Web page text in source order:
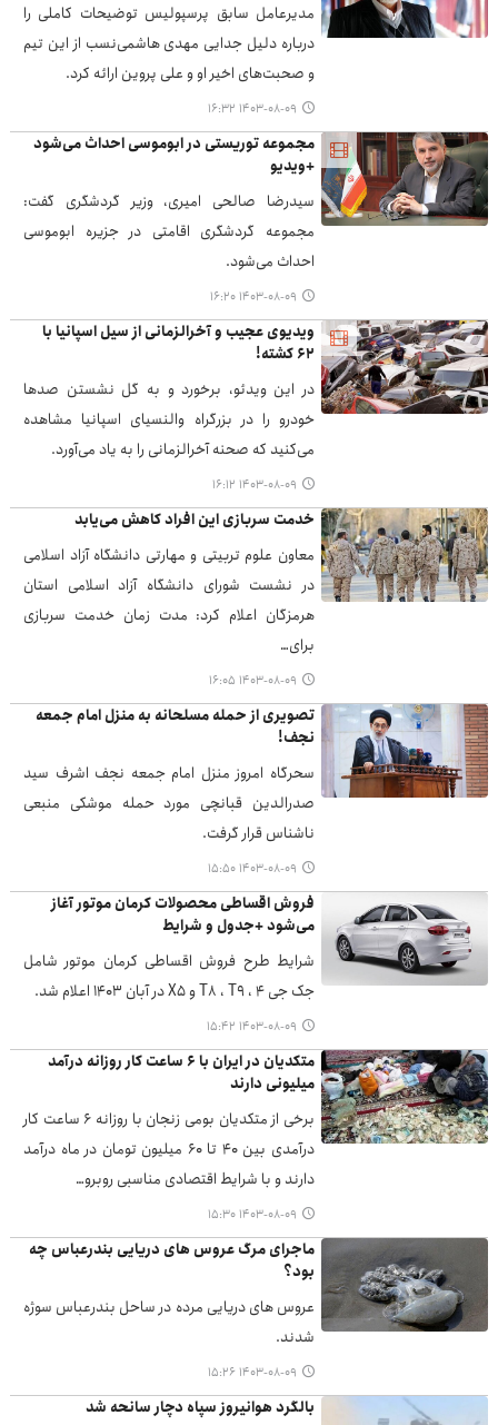
مدیرعامل سابق پرسپولیس توضیحات کاملی را
درباره دلیل جدایی مهدی هاشمی‌نسب از این تیم
و صحبت‌های اخیر او و علی پروین ارائه کرد.
۱۴۰۳-۰۸-۰۹ ۱۶:۳۲
مجموعه توریستی در ابوموسی احداث می‌شود
+ویدیو
سیدرضا صالحی امیری، وزیر گردشگری گفت:
مجموعه گردشگری اقامتی در جزیره ابوموسی
احداث می‌شود.
۱۴۰۳-۰۸-۰۹ ۱۶:۲۰
ویدیوی عجیب و آخرالزمانی از سیل اسپانیا با
۶۲ کشته!
در این ویدئو، برخورد و به گل نشستن صدها
خودرو را در بزرگراه والنسیای اسپانیا مشاهده
می‌کنید که صحنه آخرالزمانی را به یاد می‌آورد.
۱۴۰۳-۰۸-۰۹ ۱۶:۱۲
خدمت سربازی این افراد کاهش می‌یابد
معاون علوم تربیتی و مهارتی دانشگاه آزاد اسلامی
در نشست شورای دانشگاه آزاد اسلامی استان
هرمزگان اعلام کرد: مدت زمان خدمت سربازی
برای…
۱۴۰۳-۰۸-۰۹ ۱۶:۰۵
تصویری از حمله مسلحانه به منزل امام جمعه
نجف!
سحرگاه امروز منزل امام جمعه نجف اشرف سید
صدرالدین قبانچی مورد حمله موشکی منبعی
ناشناس قرار گرفت.
۱۴۰۳-۰۸-۰۹ ۱۵:۵۰
فروش اقساطی محصولات کرمان موتور آغاز
می‌شود +جدول و شرایط
شرایط طرح فروش اقساطی کرمان موتور شامل
جک جی ۴ ، T۸ ، T۹ و X۵ در آبان ۱۴۰۳ اعلام شد.
۱۴۰۳-۰۸-۰۹ ۱۵:۴۲
متکدیان در ایران با ۶ ساعت کار روزانه درآمد
میلیونی دارند
برخی از متکدیان بومی زنجان با روزانه ۶ ساعت کار
درآمدی بین ۴۰ تا ۶۰ میلیون تومان در ماه درآمد
دارند و با شرایط اقتصادی مناسبی روبرو…
۱۴۰۳-۰۸-۰۹ ۱۵:۳۰
ماجرای مرگ عروس های دریایی بندرعباس چه
بود؟
عروس های دریایی مرده در ساحل بندرعباس سوژه
شدند.
۱۴۰۳-۰۸-۰۹ ۱۵:۲۶
بالگرد هوانیروز سپاه دچار سانحه شد